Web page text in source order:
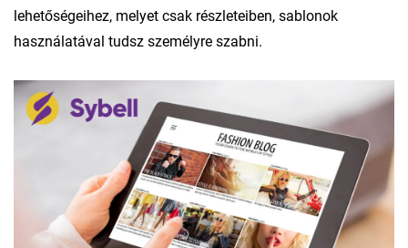
lehetőségeihez, melyet csak részleteiben, sablonok
használatával tudsz személyre szabni.